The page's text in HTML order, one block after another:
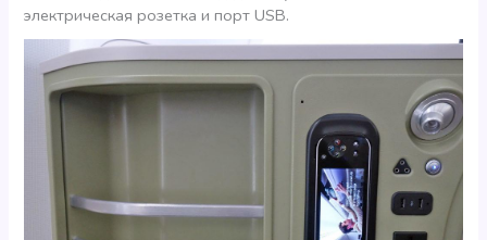
электрическая розетка и порт USB.